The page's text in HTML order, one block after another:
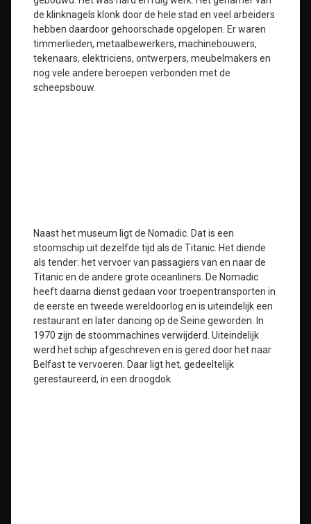
de klinknagels klonk door de hele stad en veel arbeiders
hebben daardoor gehoorschade opgelopen. Er waren
timmerlieden, metaalbewerkers, machinebouwers,
tekenaars, elektriciens, ontwerpers, meubelmakers en
nog vele andere beroepen verbonden met de
scheepsbouw.
Naast het museum ligt de Nomadic. Dat is een
stoomschip uit dezelfde tijd als de Titanic. Het diende
als tender: het vervoer van passagiers van en naar de
Titanic en de andere grote oceanliners. De Nomadic
heeft daarna dienst gedaan voor troepentransporten in
de eerste en tweede wereldoorlog en is uiteindelijk een
restaurant en later dancing op de Seine geworden. In
1970 zijn de stoommachines verwijderd. Uiteindelijk
werd het schip afgeschreven en is gered door het naar
Belfast te vervoeren. Daar ligt het, gedeeltelijk
gerestaureerd, in een droogdok.